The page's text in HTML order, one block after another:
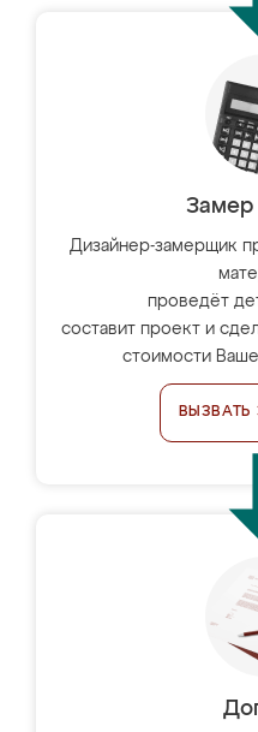
Замер
Дизайнер-замерщик
проведёт
составит проект и
стоимости